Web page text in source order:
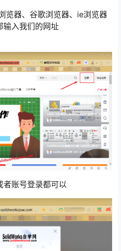
览器、谷歌浏览器、ie浏览器
输入我们的网址
者账号登录都可以